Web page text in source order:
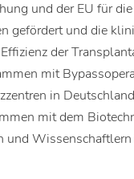
und der EU für
gefördert und die
der
mit
in
mit dem
und